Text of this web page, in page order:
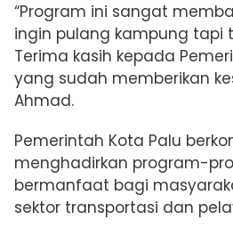
“Program ini sangat
ingin pulang kampung tapi
Terima kasih kepada
yang sudah memberikan
Ahmad.
Pemerintah Kota Palu
menghadirkan program-
bermanfaat bagi
sektor transportasi dan